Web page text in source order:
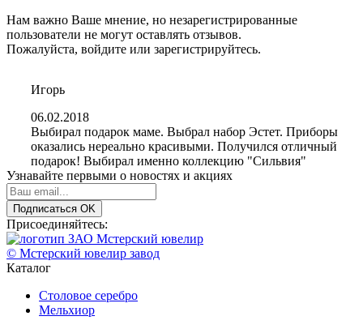
Нам важно Ваше мнение, но незарегистрированные
пользователи не могут оставлять отзывов.
Пожалуйста, войдите или зарегистрируйтесь.
Игорь
06.02.2018
Выбирал подарок маме. Выбрал набор Эстет. Приборы
оказались нереально красивыми. Получился отличный
подарок! Выбирал именно коллекцию "Сильвия"
Узнавайте первыми о новостях и акциях
Подписаться OK
Присоединяйтесь:
© Мстерский ювелир завод
Каталог
Столовое серебро
Мельхиор